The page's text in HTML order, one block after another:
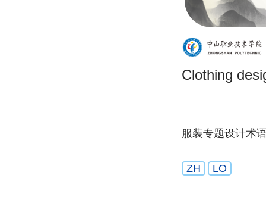
Clothing
服装专题设计术
ZH LO